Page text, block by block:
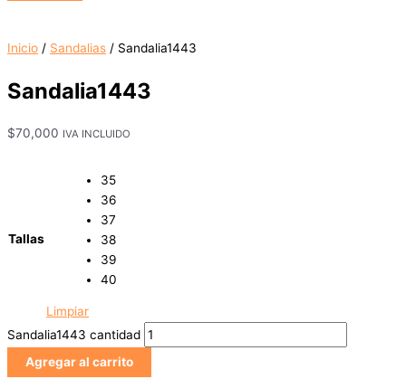
Inicio / Sandalias / Sandalia1443
Sandalia1443
$70,000 IVA INCLUIDO
Tallas
35
36
37
38
39
40
Limpiar
Sandalia1443 cantidad
Agregar al carrito